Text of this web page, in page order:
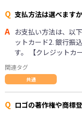
Q 支払方法は選べます
A お支払い方法は、以
ットカード2. 銀行振
す。 【クレジットカ
関連タグ
共通
Q ロゴの著作権や商標